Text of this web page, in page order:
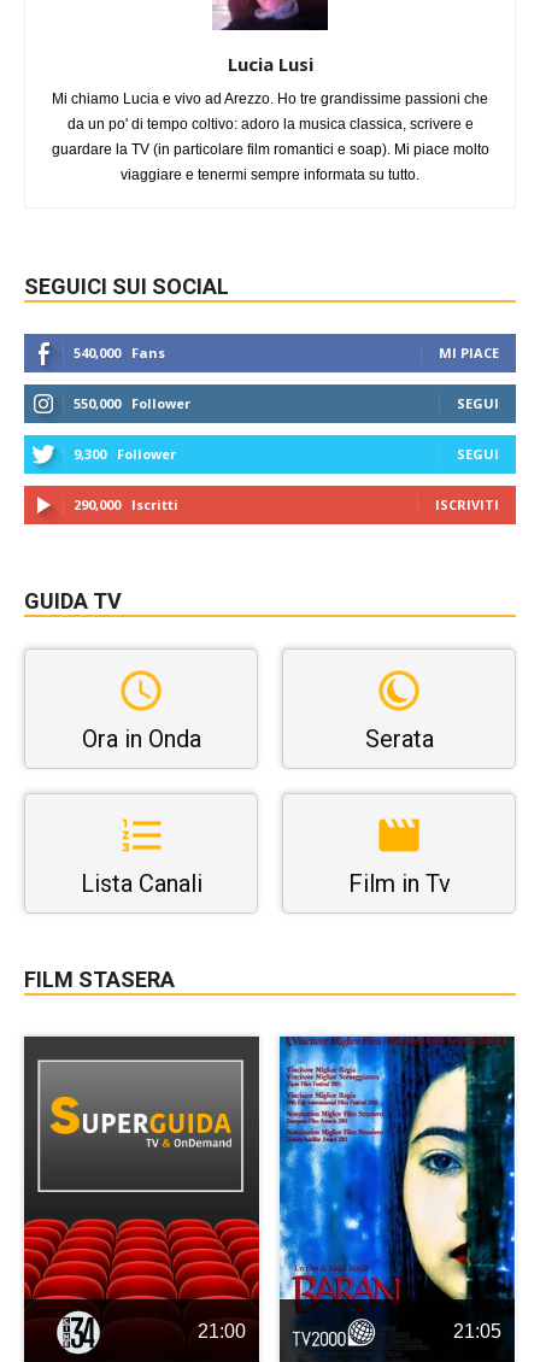
Lucia Lusi
Mi chiamo Lucia e vivo ad Arezzo. Ho tre grandissime passioni che
da un po' di tempo coltivo: adoro la musica classica, scrivere e
guardare la TV (in particolare film romantici e soap). Mi piace molto
viaggiare e tenermi sempre informata su tutto.
SEGUICI SUI SOCIAL
540,000 Fans MI PIACE
550,000 Follower SEGUI
9,300 Follower SEGUI
290,000 Iscritti ISCRIVITI
GUIDA TV
Ora in Onda Serata
Lista Canali Film in Tv
FILM STASERA
21:00 21:05